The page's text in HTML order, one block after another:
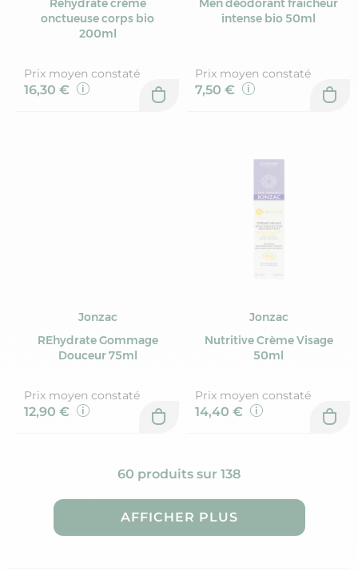
onctueuse corps bio
200ml
Prix moyen constaté
16,30 €
intense bio 50ml
Prix moyen constaté
7,50 €
Jonzac
REhydrate Gommage
Douceur 75ml
Prix moyen constaté
12,90 €
Jonzac
Nutritive Crème Visage
50ml
Prix moyen constaté
14,40 €
60 produits sur 138
AFFICHER PLUS